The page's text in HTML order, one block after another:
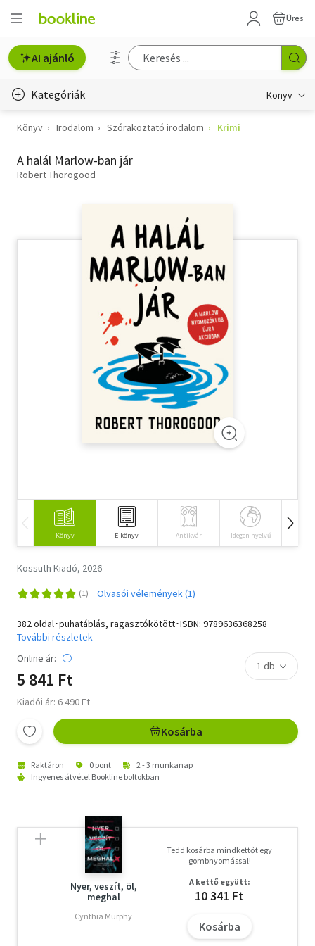
Üres
AI ajánló
Kategóriák Könyv
Életmód, egészség
Erotika
Tankönyv, segédkönyv
Természettudomány
Könyv Irodalom Szórakoztató irodalom Krimi
A halál Marlow-ban jár
Robert Thorogood
Könyv E-könyv Antikvár Idegen nyelvű
Kossuth Kiadó, 2026
Olvasói vélemények (1)
382 oldal･puhatáblás, ragasztókötött･ISBN: 9789636368258
További részletek
Online ár:
5 841 Ft
Kiadói ár: 6 490 Ft
Kosárba
Raktáron 0 pont
2 - 3 munkanap
Ingyenes átvétel Bookline boltokban
Nyer, veszít, öl,
meghal
Cynthia Murphy
Tedd kosárba mindkettőt egy
gombnyomással!
A kettő együtt:
10 341 Ft
Kosárba